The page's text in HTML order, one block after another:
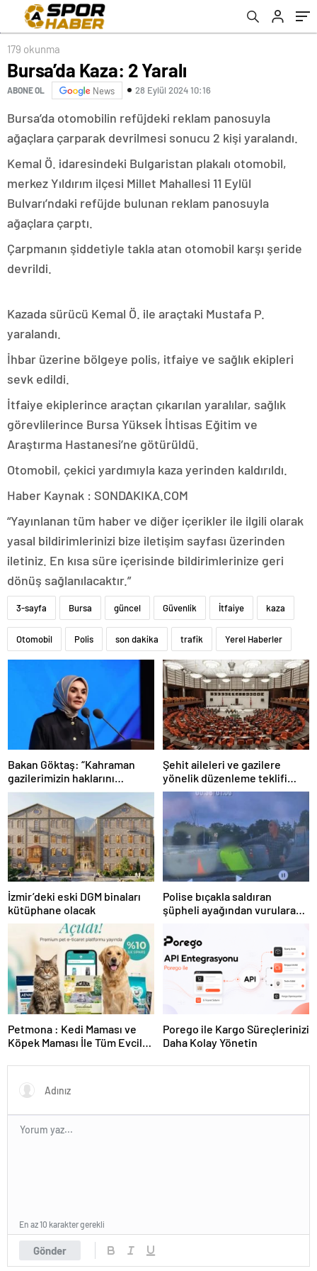
179 okunma
Bursa’da Kaza: 2 Yaralı
ABONE OL News 28 Eylül 2024 10:16
Bursa’da otomobilin refüjdeki reklam panosuyla
ağaçlara çarparak devrilmesi sonucu 2 kişi yaralandı.
Kemal Ö. idaresindeki Bulgaristan plakalı otomobil,
merkez Yıldırım ilçesi Millet Mahallesi 11 Eylül
Bulvarı’ndaki refüjde bulunan reklam panosuyla
ağaçlara çarptı.
Çarpmanın şiddetiyle takla atan otomobil karşı şeride
devrildi.
Kazada sürücü Kemal Ö. ile araçtaki Mustafa P.
yaralandı.
İhbar üzerine bölgeye polis, itfaiye ve sağlık ekipleri
sevk edildi.
İtfaiye ekiplerince araçtan çıkarılan yaralılar, sağlık
görevlilerince Bursa Yüksek İhtisas Eğitim ve
Araştırma Hastanesi’ne götürüldü.
Otomobil, çekici yardımıyla kaza yerinden kaldırıldı.
Haber Kaynak : SONDAKIKA.COM
“Yayınlanan tüm haber ve diğer içerikler ile ilgili olarak
yasal bildirimlerinizi bize iletişim sayfası üzerinden
iletiniz. En kısa süre içerisinde bildirimlerinize geri
dönüş sağlanılacaktır.”
3-sayfa Bursa güncel Güvenlik İtfaiye kaza
Otomobil Polis son dakika trafik Yerel Haberler
Bakan Göktaş: “Kahraman
gazilerimizin haklarını
güçlendiren yeni bir dönemin
kapılarını aralıyoruz”
Şehit aileleri ve gazilere
yönelik düzenleme teklifi
Meclis’te kabul edildi
İzmir’deki eski DGM binaları
kütüphane olacak
Polise bıçakla saldıran
şüpheli ayağından vurularak
Petmona : Kedi Maması ve
Köpek Maması İle Tüm Evcil
Porego ile Kargo Süreçlerinizi
Daha Kolay Yönetin
Gönder
En az 10 karakter gerekli